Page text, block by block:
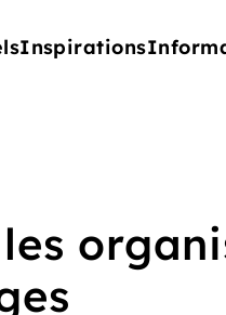
Inspirations